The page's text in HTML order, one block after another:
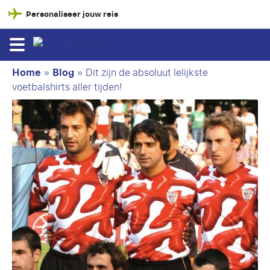
Personaliseer jouw reis
Home » Blog » Dit zijn de absoluut lelijkste
voetbalshirts aller tijden!